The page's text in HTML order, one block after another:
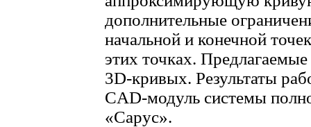
дополнительные
начальной и конечной
этих точках.
3D-кривых. Результаты
CAD-модуль системы
«Сарус».